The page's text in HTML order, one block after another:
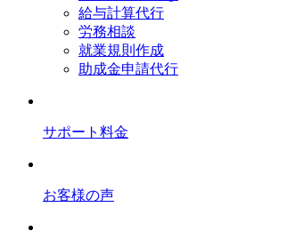
給与計算代行
労務相談
就業規則作成
助成金申請代行
サポート料金
お客様の声